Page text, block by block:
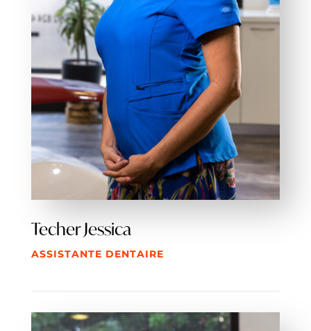
Techer Jessica
ASSISTANTE DENTAIRE